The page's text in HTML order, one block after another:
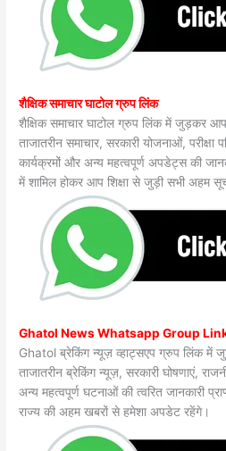
शैक्षिक समाचार घाटोल ग्रुप लिंक
शैक्षिक समाचार घाटोल ग्रुप लिंक में जुड़कर आप
ताजातरीन समाचार, सरकारी योजनाओं, परीक्षा
कार्यक्रमों और अन्य महत्वपूर्ण अपडेट्स की
में शामिल होकर आप शिक्षा से जुड़ी सभी
Ghatol News Whatsapp Group
Ghatol ब्रेकिंग न्यूज़ व्हाट्सएप ग्रुप लिंक में
ताजातरीन ब्रेकिंग न्यूज़, सरकारी घोषणाएं,
अन्य महत्वपूर्ण घटनाओं की त्वरित जानकारी
राज्य की अहम खबरों से हमेशा अपडेट रहेंगे।